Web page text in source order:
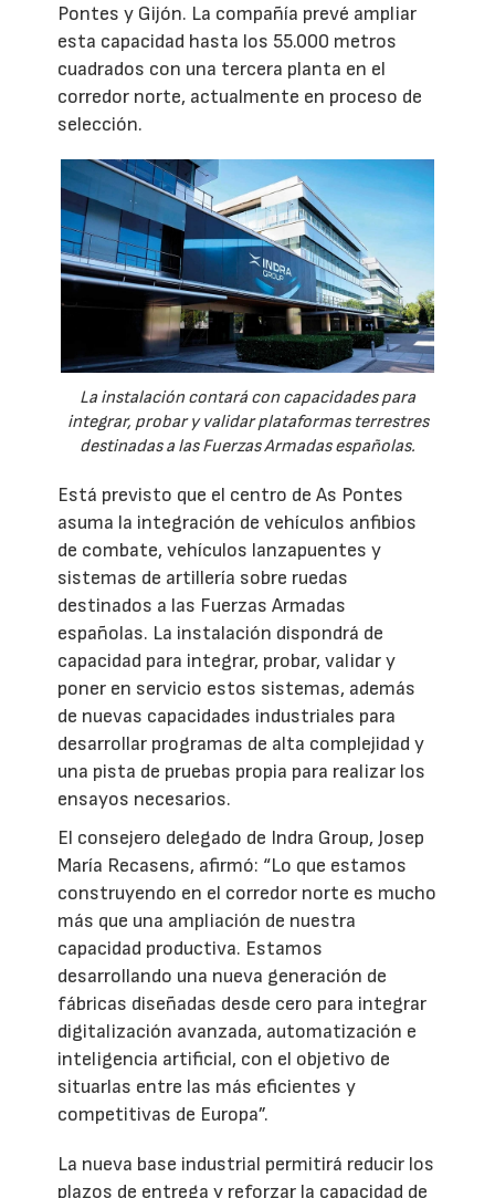
Pontes y Gijón. La compañía prevé ampliar
esta capacidad hasta los 55.000 metros
cuadrados con una tercera planta en el
corredor norte, actualmente en proceso de
selección.
La instalación contará con capacidades para
integrar, probar y validar plataformas terrestres
destinadas a las Fuerzas Armadas españolas.
Está previsto que el centro de As Pontes
asuma la integración de vehículos anfibios
de combate, vehículos lanzapuentes y
sistemas de artillería sobre ruedas
destinados a las Fuerzas Armadas
españolas. La instalación dispondrá de
capacidad para integrar, probar, validar y
poner en servicio estos sistemas, además
de nuevas capacidades industriales para
desarrollar programas de alta complejidad y
una pista de pruebas propia para realizar los
ensayos necesarios.
El consejero delegado de Indra Group, Josep
María Recasens, afirmó: “Lo que estamos
construyendo en el corredor norte es mucho
más que una ampliación de nuestra
capacidad productiva. Estamos
desarrollando una nueva generación de
fábricas diseñadas desde cero para integrar
digitalización avanzada, automatización e
inteligencia artificial, con el objetivo de
situarlas entre las más eficientes y
competitivas de Europa”.
La nueva base industrial permitirá reducir los
plazos de entrega y reforzar la capacidad de